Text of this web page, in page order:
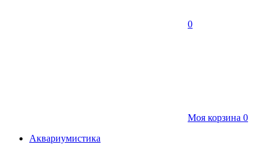
0
Моя корзина 0
Аквариумистика